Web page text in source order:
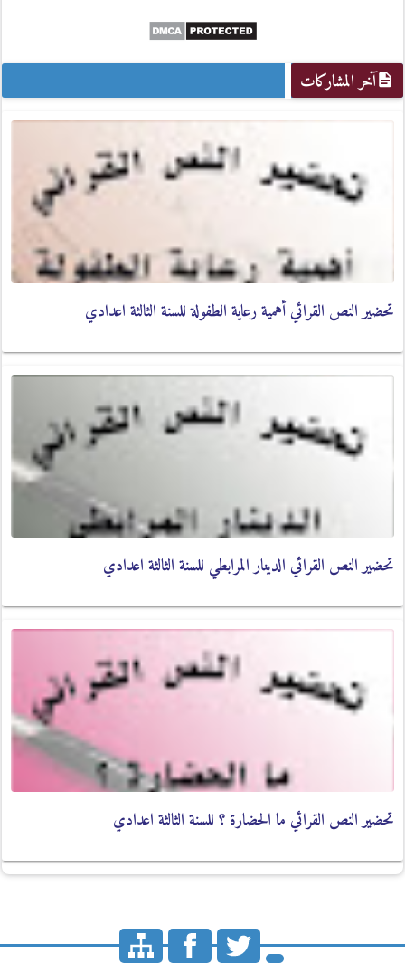
آخر المشاركات
تحضير النص القرائي أهمية رعاية الطفولة للسنة الثالثة اعدادي
تحضير النص القرائي الدينار المرابطي للسنة الثالثة اعدادي
تحضير النص القرائي ما الحضارة ؟ للسنة الثالثة اعدادي